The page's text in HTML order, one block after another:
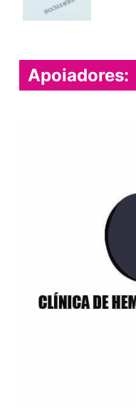
Apoiadores: